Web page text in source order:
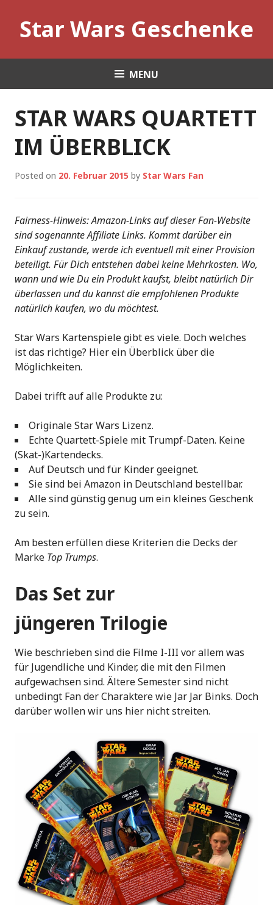
contentStar Wars Geschenke
MENU
STAR WARS QUARTETT
IM ÜBERBLICK
Posted on 20. Februar 2015 by Star Wars Fan
Fairness-Hinweis: Amazon-Links auf dieser Fan-Website
sind sogenannte Affiliate Links. Kommt darüber ein
Einkauf zustande, werde ich eventuell mit einer Provision
beteiligt. Für Dich entstehen dabei keine Mehrkosten. Wo,
wann und wie Du ein Produkt kaufst, bleibt natürlich Dir
überlassen und du kannst die empfohlenen Produkte
natürlich kaufen, wo du möchtest.
Star Wars Kartenspiele gibt es viele. Doch welches
ist das richtige? Hier ein Überblick über die
Möglichkeiten.
Dabei trifft auf alle Produkte zu:
Originale Star Wars Lizenz.
Echte Quartett-Spiele mit Trumpf-Daten. Keine
(Skat-)Kartendecks.
Auf Deutsch und für Kinder geeignet.
Sie sind bei Amazon in Deutschland bestellbar.
Alle sind günstig genug um ein kleines Geschenk
zu sein.
Am besten erfüllen diese Kriterien die Decks der
Marke Top Trumps.
Das Set zur
jüngeren Trilogie
Wie beschrieben sind die Filme I-III vor allem was
für Jugendliche und Kinder, die mit den Filmen
aufgewachsen sind. Ältere Semester sind nicht
unbedingt Fan der Charaktere wie Jar Jar Binks. Doch
darüber wollen wir uns hier nicht streiten.